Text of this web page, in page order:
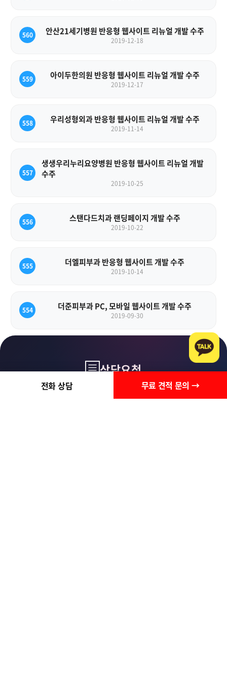
560 안산21세기병원 반응형 웹사이트 리뉴얼 개발 수주
2019-12-18
559 아이두한의원 반응형 웹사이트 리뉴얼 개발 수주
2019-12-17
558 우리성형외과 반응형 웹사이트 리뉴얼 개발 수주
2019-11-14
557
생생우리누리요양병원 반응형 웹사이트 리뉴얼 개발
수주
2019-10-25
556 스탠다드치과 랜딩페이지 개발 수주
2019-10-22
555 더엘피부과 반응형 웹사이트 개발 수주
2019-10-14
554 더준피부과 PC, 모바일 웹사이트 개발 수주
2019-09-30
상담요청
전화 상담 무료 견적 문의 →